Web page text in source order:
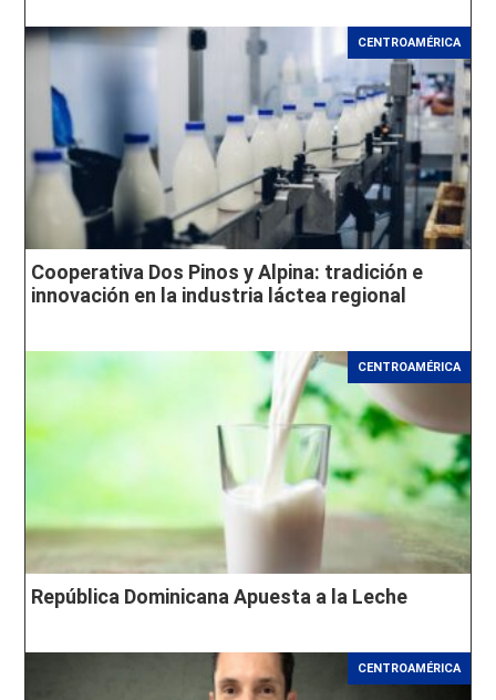
CENTROAMÉRICA
Cooperativa Dos Pinos y Alpina: tradición e
innovación en la industria láctea regional
CENTROAMÉRICA
República Dominicana Apuesta a la Leche
CENTROAMÉRICA